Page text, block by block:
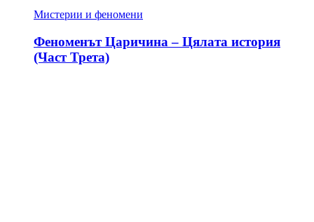
Мистерии и феномени
Феноменът Царичина – Цялата история
(Част Трета)